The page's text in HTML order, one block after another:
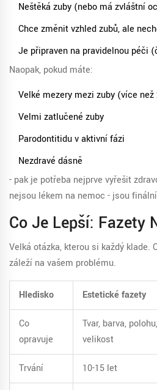
Neštěká zuby (nebo má zvláštní
Chce změnit vzhled zubů, ale
Je připraven na pravidelnou péči
Naopak, pokud máte:
Velké mezery mezi zuby (více
Velmi zatlučené zuby
Parodontitidu v aktivní fázi
Nezdravé dásně
- pak je potřeba nejprve vyřešit
nejsou lékem na nemoc - jsou
Co Je Lepší: Fazety
Velká otázka, kterou si každý klade.
záleží na vašem problému.
Hledisko Estetické fazety
Co
opravuje
Tvar, barva, polohu,
velikost
Trvání 10-15 let